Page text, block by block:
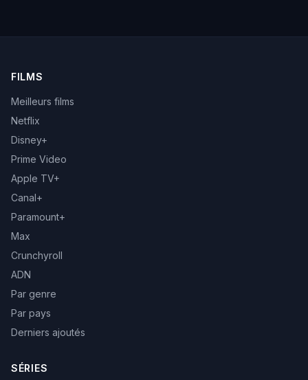
FILMS
Meilleurs films
Netflix
Disney+
Prime Video
Apple TV+
Canal+
Paramount+
Max
Crunchyroll
ADN
Par genre
Par pays
Derniers ajoutés
SÉRIES